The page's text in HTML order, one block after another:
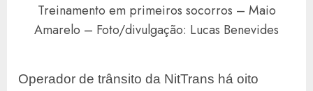
Treinamento em primeiros socorros – Maio
Amarelo – Foto/divulgação: Lucas Benevides
Operador de trânsito da NitTrans há oito